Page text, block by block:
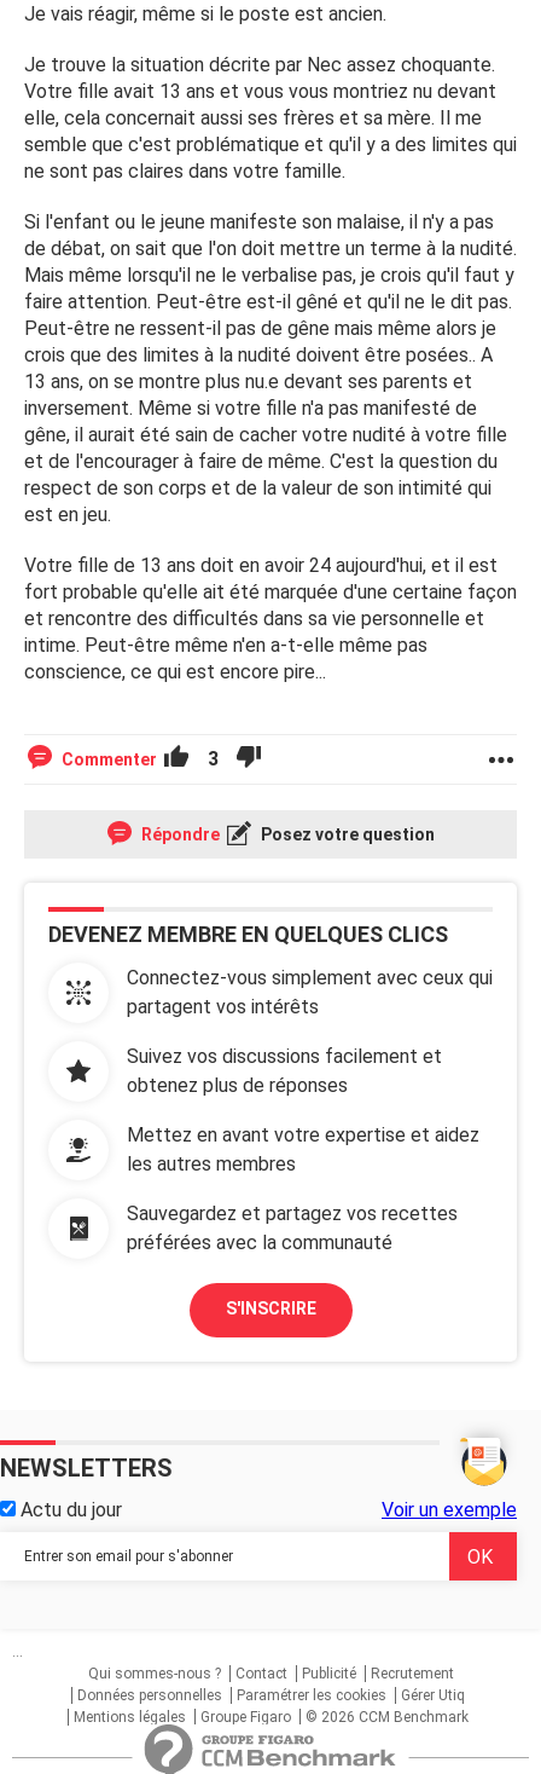
Je vais réagir, même si le poste est ancien.
Je trouve la situation décrite par Nec assez choquante.
Votre fille avait 13 ans et vous vous montriez nu devant
elle, cela concernait aussi ses frères et sa mère. Il me
semble que c'est problématique et qu'il y a des limites qui
ne sont pas claires dans votre famille.
Si l'enfant ou le jeune manifeste son malaise, il n'y a pas
de débat, on sait que l'on doit mettre un terme à la nudité.
Mais même lorsqu'il ne le verbalise pas, je crois qu'il faut y
faire attention. Peut-être est-il gêné et qu'il ne le dit pas.
Peut-être ne ressent-il pas de gêne mais même alors je
crois que des limites à la nudité doivent être posées.. A
13 ans, on se montre plus nu.e devant ses parents et
inversement. Même si votre fille n'a pas manifesté de
gêne, il aurait été sain de cacher votre nudité à votre fille
et de l'encourager à faire de même. C'est la question du
respect de son corps et de la valeur de son intimité qui
est en jeu.
Votre fille de 13 ans doit en avoir 24 aujourd'hui, et il est
fort probable qu'elle ait été marquée d'une certaine façon
et rencontre des difficultés dans sa vie personnelle et
intime. Peut-être même n'en a-t-elle même pas
conscience, ce qui est encore pire...
Commenter 3
Répondre Posez votre question
DEVENEZ MEMBRE EN QUELQUES CLICS
Connectez-vous simplement avec ceux qui
partagent vos intérêts
Suivez vos discussions facilement et
obtenez plus de réponses
Mettez en avant votre expertise et aidez
les autres membres
Sauvegardez et partagez vos recettes
préférées avec la communauté
S'INSCRIRE
NEWSLETTERS
Actu du jour Voir un exemple
...
Qui sommes-nous ?
Contact Publicité
Recrutement
Données personnelles
Paramétrer les cookies
Gérer Utiq
Mentions légales
Groupe Figaro © 2026 CCM Benchmark